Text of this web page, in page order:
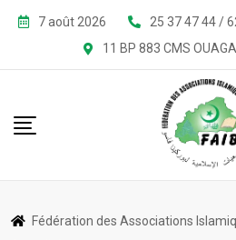
Skip
7 août 2026
25 37 47 44 /
11 BP 883 CMS
Fédération des Associations